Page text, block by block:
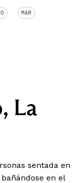
MAR
La
sentada en
en el